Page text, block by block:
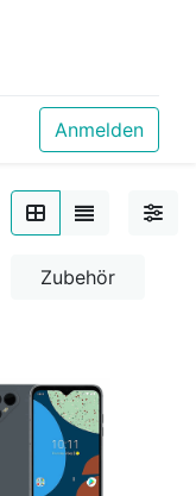
Anmelden
Zubehör